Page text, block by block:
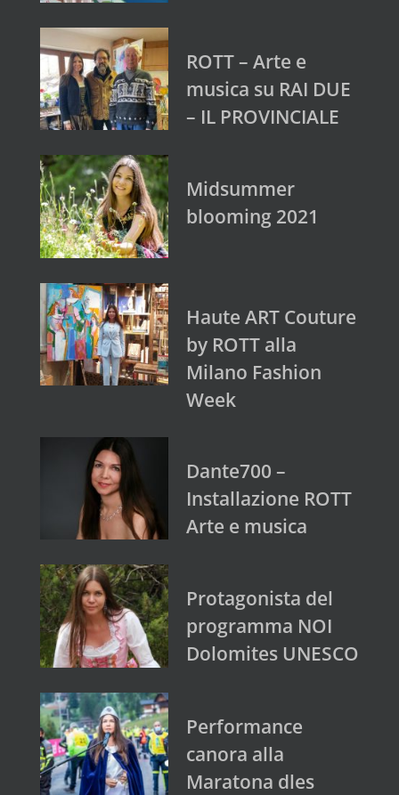
ROTT – Arte e
musica su RAI DUE
– IL PROVINCIALE
Midsummer
blooming 2021
Haute ART Couture
by ROTT alla
Milano Fashion
Week
Dante700 –
Installazione ROTT
Arte e musica
Protagonista del
programma NOI
Dolomites UNESCO
Performance
canora alla
Maratona dles